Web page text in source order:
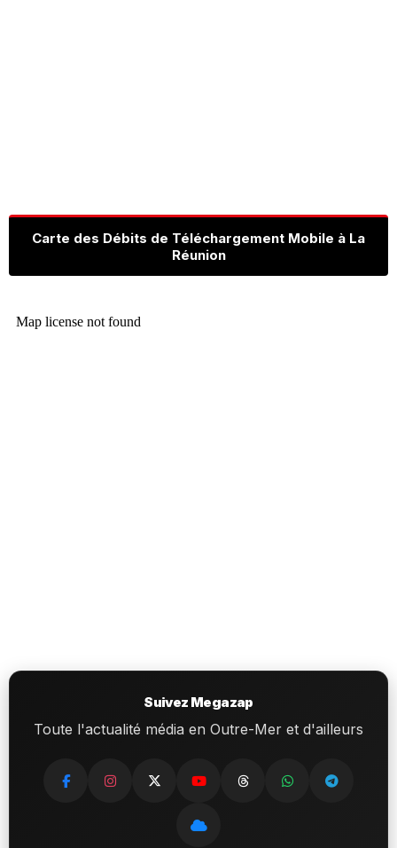
Carte des Débits de Téléchargement Mobile à La
Réunion
Suivez Megazap
Toute l'actualité média en Outre-Mer et d'ailleurs